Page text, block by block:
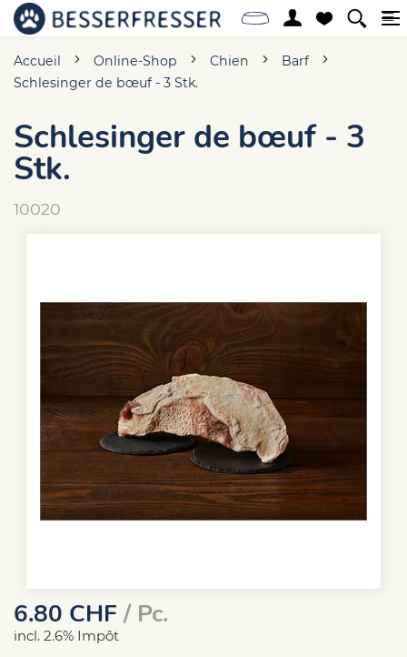
Accueil Online-Shop Chien
Barf
Schlesinger de bœuf - 3 Stk.
Schlesinger de bœuf - 3
Stk.
10020
6.80 CHF/ Pc.
incl. 2.6% Impôt